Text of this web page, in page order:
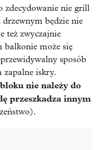
nie grill
będzie nie
też zwyczajnie
balkonie może się
sposób
zapalne iskry.
nie należy do
przeszkadza innym